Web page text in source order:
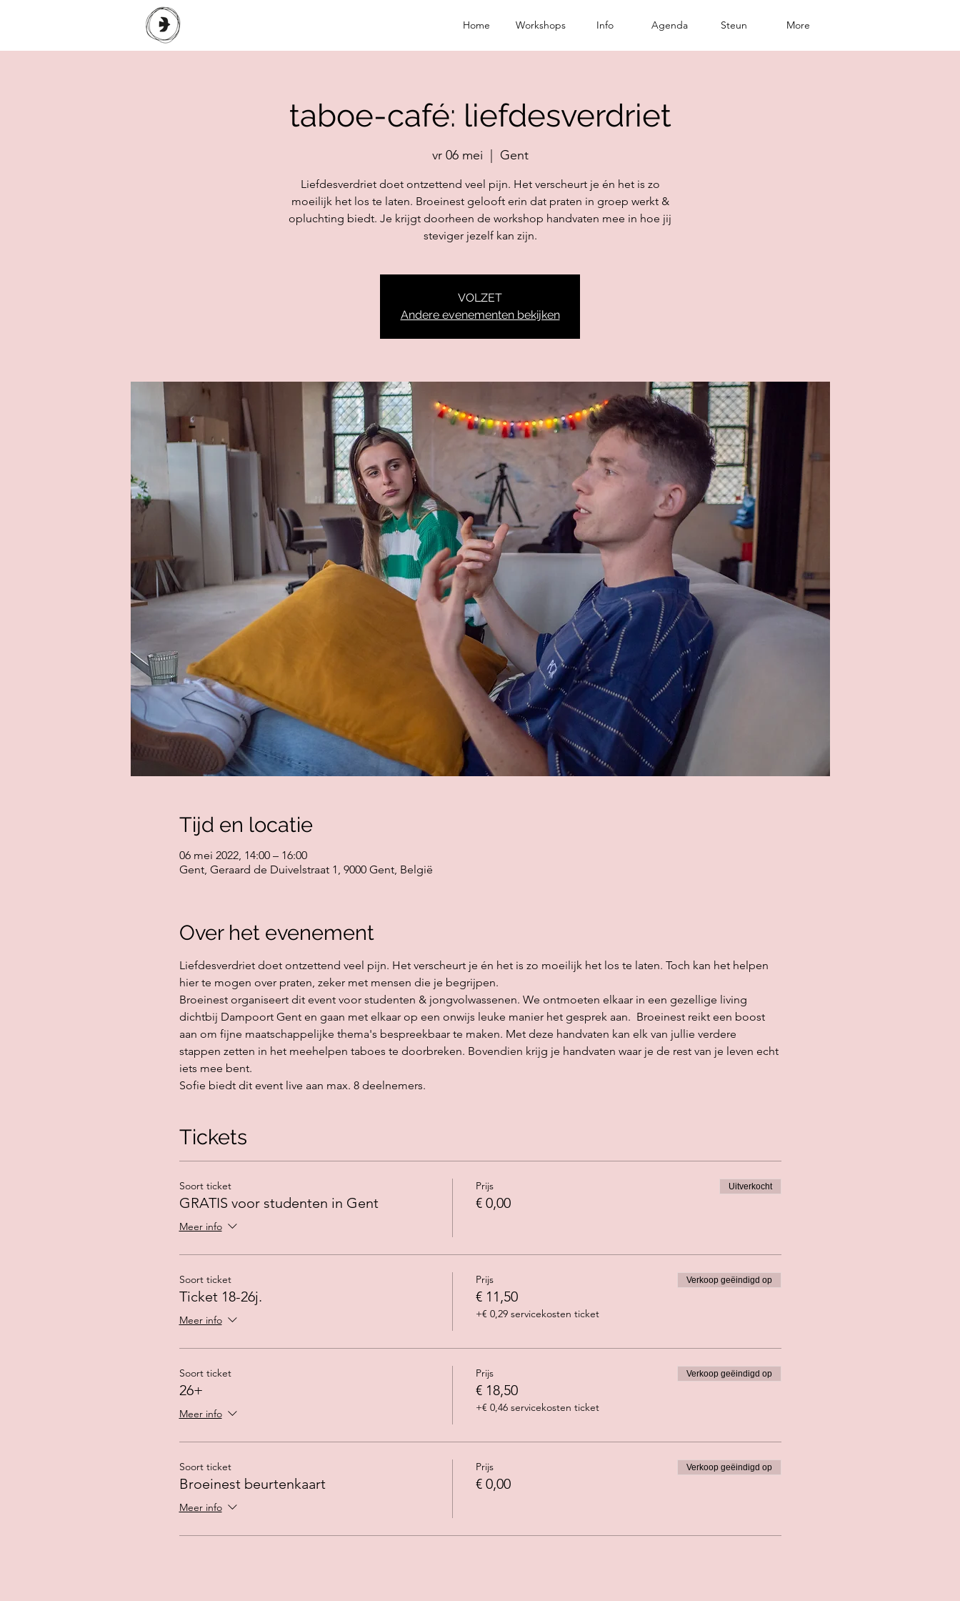
Home Workshops Info Agenda Steun More
taboe-café: liefdesverdriet
vr 06 mei
  |
Gent
Liefdesverdriet doet ontzettend veel pijn. Het verscheurt je én het is zo
moeilijk het los te laten. Broeinest gelooft erin dat praten in groep werkt &
opluchting biedt. Je krijgt doorheen de workshop handvaten mee in hoe jij
steviger jezelf kan zijn.
VOLZET
Andere evenementen bekijken
Tijd en locatie
06 mei 2022, 14:00 – 16:00
Gent, Geraard de Duivelstraat 1, 9000 Gent, België
Over het evenement
Liefdesverdriet doet ontzettend veel pijn. Het verscheurt je én het is zo moeilijk het los te laten. Toch kan het helpen
hier te mogen over praten, zeker met mensen die je begrijpen.
Broeinest organiseert dit event voor studenten & jongvolwassenen. We ontmoeten elkaar in een gezellige living
dichtbij Dampoort Gent en gaan met elkaar op een onwijs leuke manier het gesprek aan.  Broeinest reikt een boost
aan om fijne maatschappelijke thema's bespreekbaar te maken. Met deze handvaten kan elk van jullie verdere
stappen zetten in het meehelpen taboes te doorbreken. Bovendien krijg je handvaten waar je de rest van je leven echt
iets mee bent.
Sofie biedt dit event live aan max. 8 deelnemers.
Tickets
Soort ticket
GRATIS voor studenten in Gent
Meer info
Prijs
€ 0,00
Uitverkocht
Soort ticket
Ticket 18-26j.
Meer info
Prijs
€ 11,50
+€ 0,29 servicekosten ticket
Verkoop geëindigd op
Soort ticket
26+
Meer info
Prijs
€ 18,50
+€ 0,46 servicekosten ticket
Verkoop geëindigd op
Soort ticket
Broeinest beurtenkaart
Meer info
Prijs
€ 0,00
Verkoop geëindigd op